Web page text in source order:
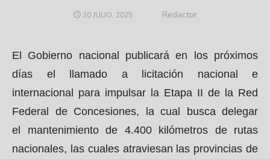
POSTED
30 JULIO, 2025 Author
Redactor
El Gobierno nacional publicará en los próximos
días el llamado a licitación nacional e
internacional para impulsar la Etapa II de la Red
Federal de Concesiones, la cual busca delegar
el mantenimiento de 4.400 kilómetros de rutas
nacionales, las cuales atraviesan las provincias de